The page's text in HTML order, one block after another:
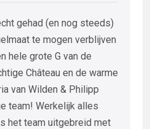
gehad (en nog steeds)
te mogen verblijven
hele grote G van de
Château en de warme
van Wilden & Philipp
team! Werkelijk alles
het team uitgebreid met